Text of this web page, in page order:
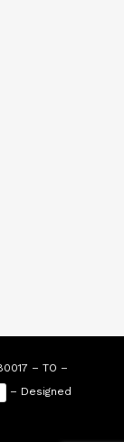
– TO –
– Designed